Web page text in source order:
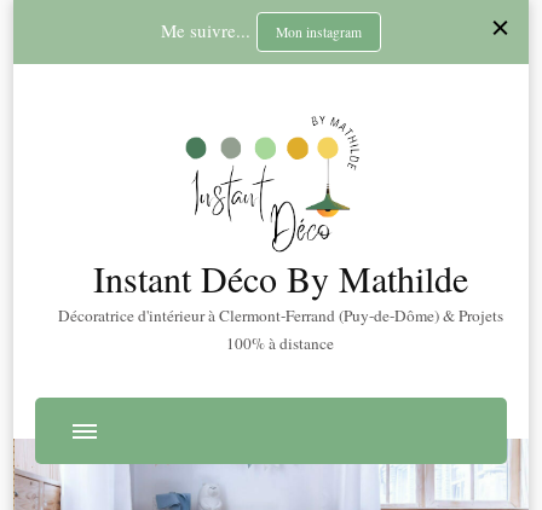
Me suivre... Mon instagram
Instant Déco By Mathilde
Décoratrice d'intérieur à Clermont-Ferrand (Puy-de-Dôme) & Projets
100% à distance